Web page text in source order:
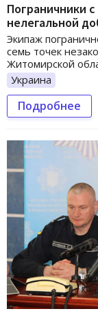
Пограничники
нелегальной
Экипаж
семь точек
Житомирской
Украина
Подробнее